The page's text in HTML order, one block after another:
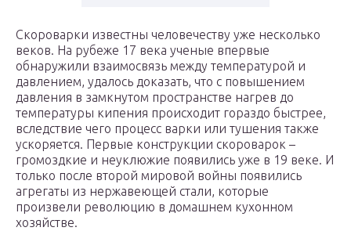
Скороварки известны человечеству уже несколько
веков. На рубеже 17 века ученые впервые
обнаружили взаимосвязь между температурой и
давлением, удалось доказать, что с повышением
давления в замкнутом пространстве нагрев до
температуры кипения происходит гораздо быстрее,
вследствие чего процесс варки или тушения также
ускоряется. Первые конструкции скороварок –
громоздкие и неуклюжие появились уже в 19 веке. И
только после второй мировой войны появились
агрегаты из нержавеющей стали, которые
произвели революцию в домашнем кухонном
хозяйстве.